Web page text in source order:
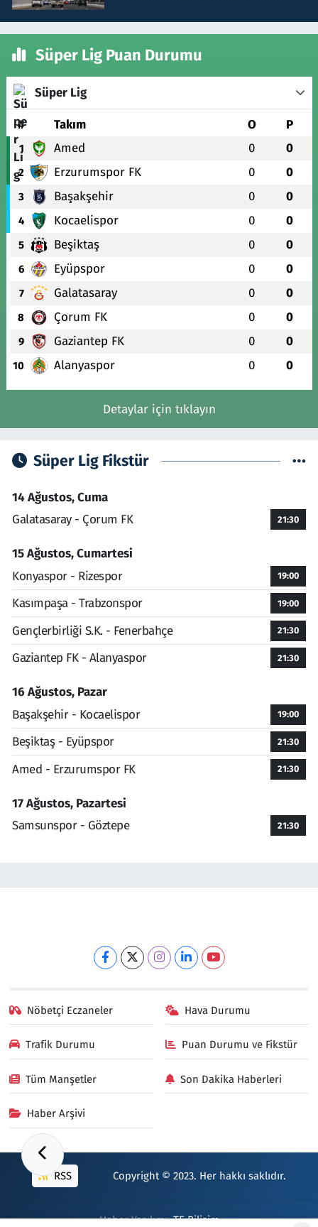
Süper Lig Puan Durumu
Süper Lig
# Takım O P
1 Amed 0 0
2 Erzurumspor FK 0 0
3 Başakşehir 0 0
4 Kocaelispor 0 0
5 Beşiktaş 0 0
6 Eyüpspor 0 0
7 Galatasaray 0 0
8 Çorum FK 0 0
9 Gaziantep FK 0 0
10 Alanyaspor 0 0
Detaylar için tıklayın
Süper Lig Fikstür
14 Ağustos, Cuma
Galatasaray - Çorum FK
21:30
15 Ağustos, Cumartesi
Konyaspor - Rizespor
19:00
Kasımpaşa - Trabzonspor 19:00
Gençlerbirliği S.K. - Fenerbahçe 21:30
Gaziantep FK - Alanyaspor 21:30
16 Ağustos, Pazar
Başakşehir - Kocaelispor
19:00
Beşiktaş - Eyüpspor 21:30
Amed - Erzurumspor FK 21:30
17 Ağustos, Pazartesi
Samsunspor - Göztepe
21:30
Nöbetçi Eczaneler Hava Durumu
Trafik Durumu Puan Durumu ve Fikstür
Tüm Manşetler Son Dakika Haberleri
Haber Arşivi
RSS Copyright © 2023. Her hakkı saklıdır.
Haber Yazılımı:TE Bilişim